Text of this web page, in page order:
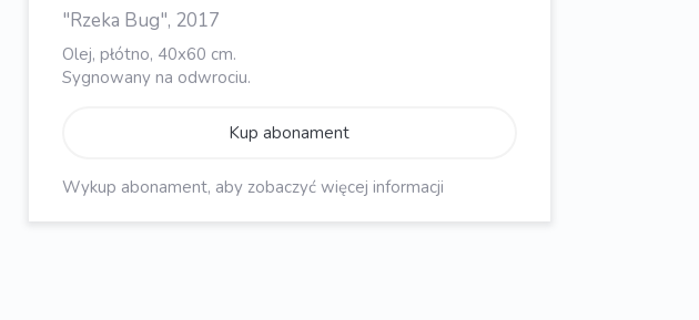
"Rzeka Bug", 2017
Olej, płótno, 40x60 cm.
Sygnowany na odwrociu.
Kup abonament
Wykup abonament, aby zobaczyć więcej informacji